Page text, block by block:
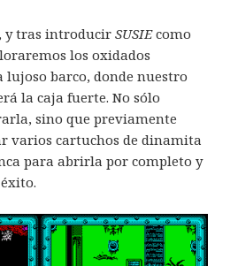
y tras introducirSUSIEcomo
los oxidados
barco, donde nuestro
la caja fuerte. No sólo
sino que previamente
varios cartuchos de dinamita
para abrirla por completo y